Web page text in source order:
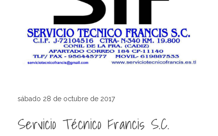
sábado 28 de octubre de 2017
Servicio Técnico Francis S.C.